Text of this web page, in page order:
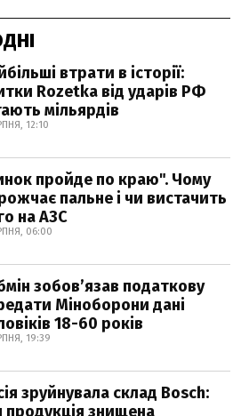
втрати в історії:
Rozetka від ударів РФ
мільярдів
12:10
пройде по краю". Чому
пальне і чи вистачить
на АЗС
06:00
зобовʼязав податкову
Міноборони дані
18-60 років
19:39
зруйнувала склад Bosch:
продукція знищена